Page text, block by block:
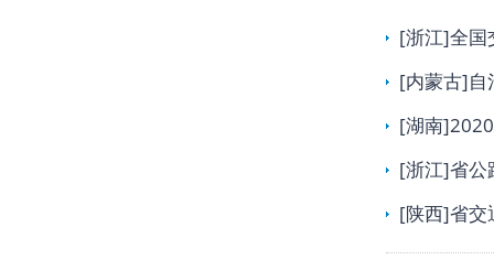
[浙江]全国
[内蒙古]自
[湖南
[浙江]省公
[陕西]省交